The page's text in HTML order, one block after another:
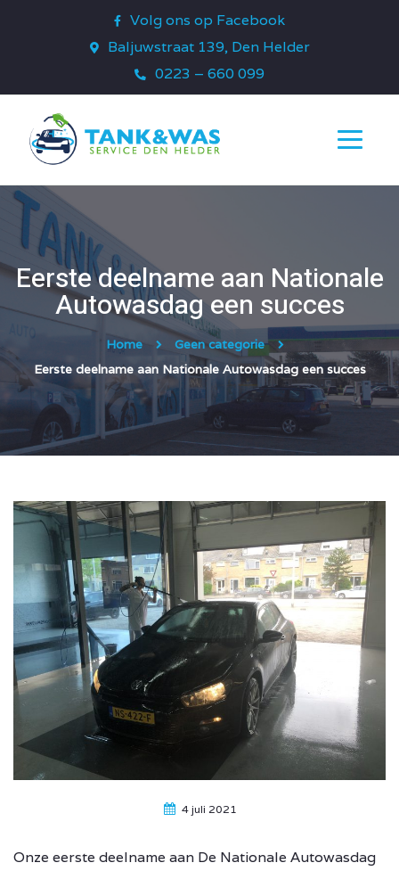
Volg ons op Facebook
Baljuwstraat 139, Den Helder
0223 – 660 099
Eerste deelname aan Nationale
Autowasdag een succes
Home
Geen categorie
Eerste deelname aan Nationale Autowasdag een succes
4 juli 2021
Onze eerste deelname aan De Nationale Autowasdag